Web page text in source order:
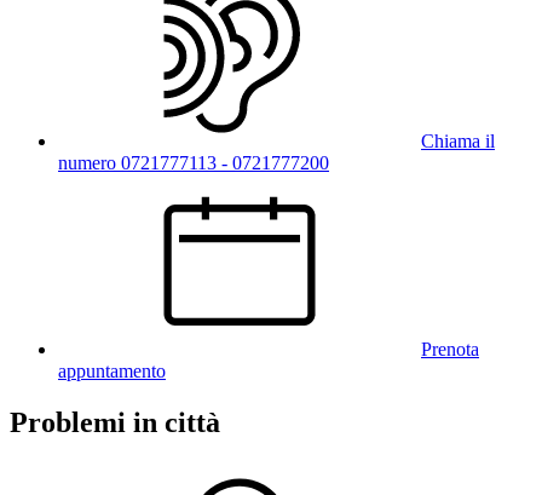
Chiama il
numero 0721777113 - 0721777200
Prenota
appuntamento
Problemi in città